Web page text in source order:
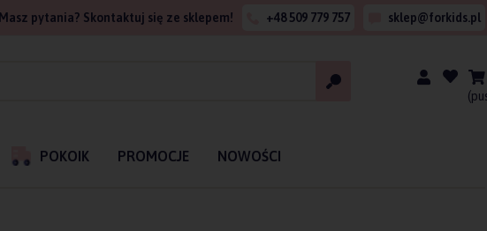
Masz pytania? Skontaktuj się ze sklepem! +48 509 779 757 sklep@forkids.pl
POKOIK PROMOCJE NOWOŚCI